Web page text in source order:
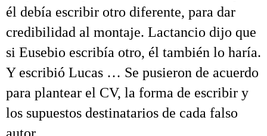
él debía escribir otro diferente, para dar
credibilidad al montaje. Lactancio dijo que
si Eusebio escribía otro, él también lo haría.
Y escribió Lucas … Se pusieron de acuerdo
para plantear el CV, la forma de escribir y
los supuestos destinatarios de cada falso
autor.